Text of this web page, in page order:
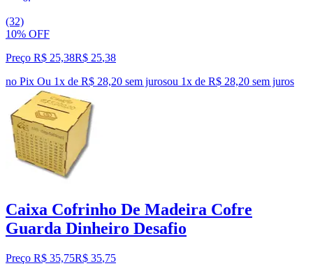
(32)
10% OFF
Preço R$ 25,38R$ 25,38
no Pix Ou 1x de R$ 28,20 sem jurosou 1x de R$ 28,20 sem juros
Caixa Cofrinho De Madeira Cofre
Guarda Dinheiro Desafio
Preço R$ 35,75R$ 35,75